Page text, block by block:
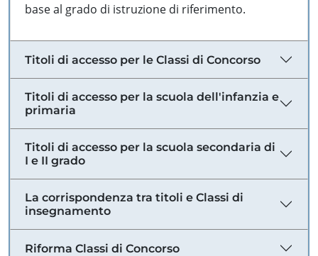
base al grado di istruzione di riferimento.
Titoli di accesso per le Classi di Concorso
Titoli di accesso per la scuola dell'infanzia e
primaria
Titoli di accesso per la scuola secondaria di
I e II grado
La corrispondenza tra titoli e Classi di
insegnamento
Riforma Classi di Concorso